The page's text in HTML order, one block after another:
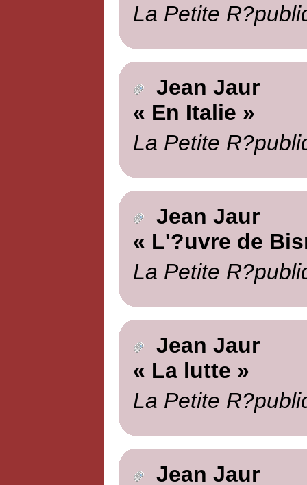
La Petite
Jean Jaur
« En Italie »
La Petite
Jean Jaur
« L'?uvre de
La Petite
Jean Jaur
« La lutte »
La Petite
Jean Jaur